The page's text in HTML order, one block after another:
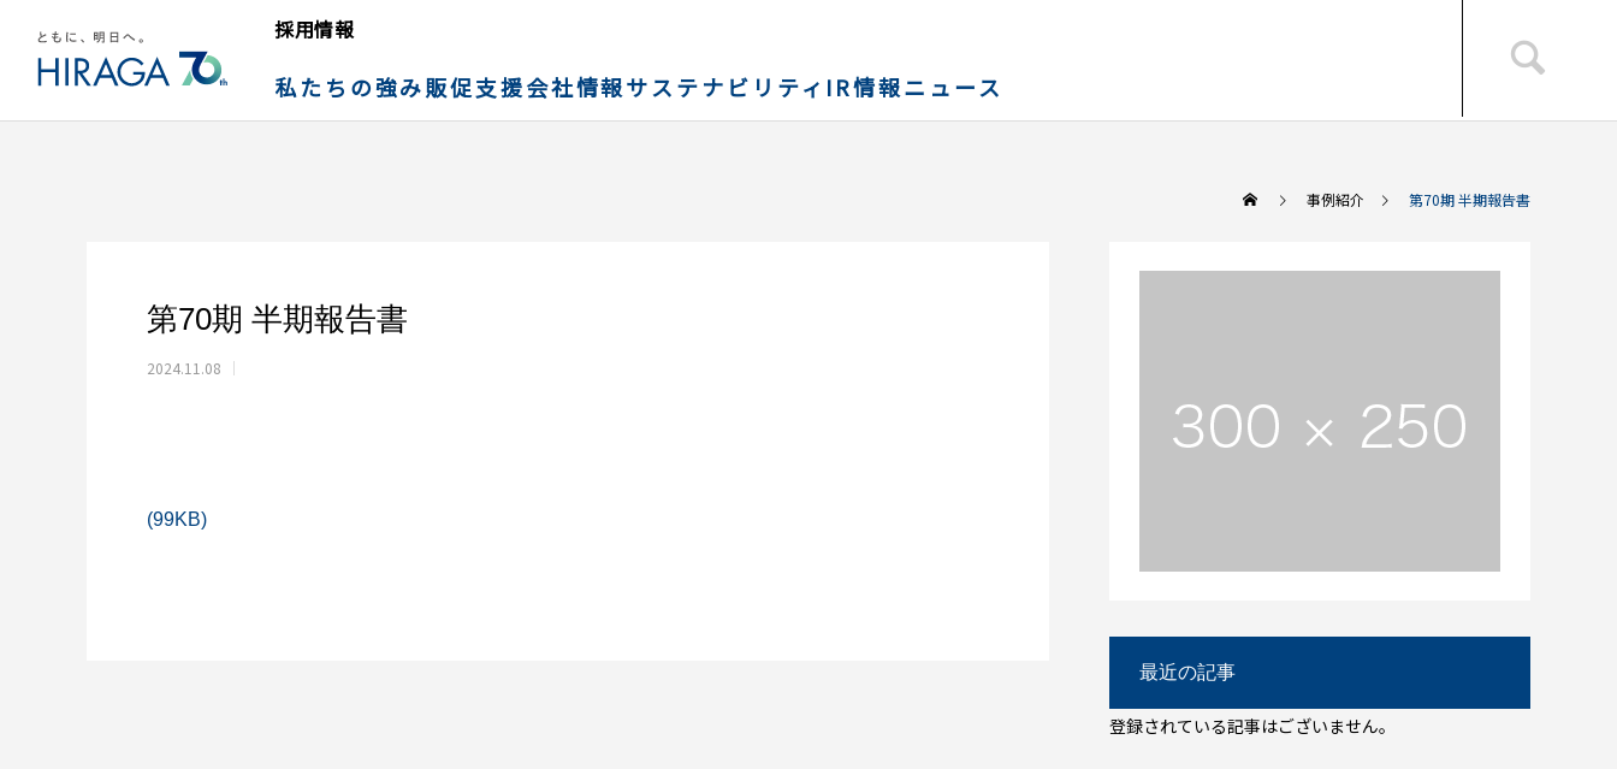
採用情報
私たちの強み販促支援会社情報サステナビリティ IR情報ニュース
事例紹介 第70期 半期報告書
第70期 半期報告書
2024.11.08
(99KB)
最近の記事
登録されている記事はございません。